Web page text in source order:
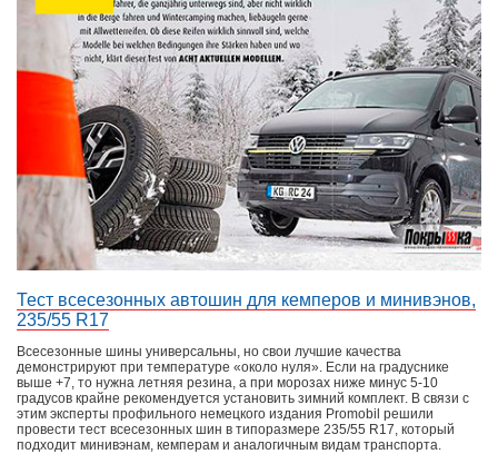
Тест всесезонных автошин для кемперов и минивэнов,
235/55 R17
Всесезонные шины универсальны, но свои лучшие качества
демонстрируют при температуре «около нуля». Если на градуснике
выше +7, то нужна летняя резина, а при морозах ниже минус 5-10
градусов крайне рекомендуется установить зимний комплект. В связи с
этим эксперты профильного немецкого издания Promobil решили
провести тест всесезонных шин в типоразмере 235/55 R17, который
подходит минивэнам, кемперам и аналогичным видам транспорта.